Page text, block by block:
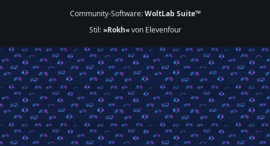
Community-Software:WoltLab Suite™
Stil:»Rokh«von Elevenfour